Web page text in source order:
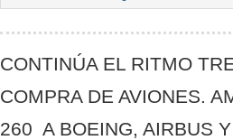
CONTINÚA EL RITMO
COMPRA DE AVIONES.
260 A BOEING, AIRBUS